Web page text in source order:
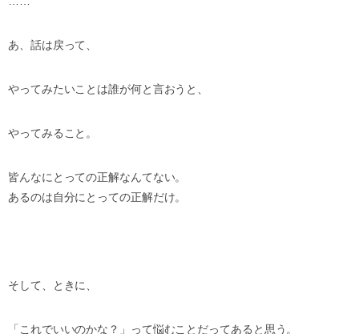
あ、話は戻って、
やってみたいことは誰が何と言おうと、
やってみること。
皆んなにとっての正解なんてない。
あるのは自分にとっての正解だけ。
そして、ときに、
「これでいいのかな？」って悩むことだってあると思う。